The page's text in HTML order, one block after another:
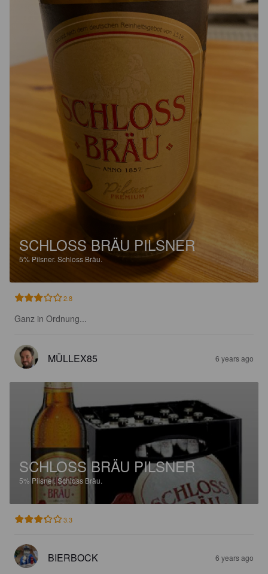
SCHLOSS BRÄU PILSNER
5% Pilsner.Schloss Bräu.
2.8
Ganz in Ordnung...
MÜLLEX85 6 years ago
SCHLOSS BRÄU PILSNER
5% Pilsner.Schloss Bräu.
3.3
BIERBOCK 6 years ago